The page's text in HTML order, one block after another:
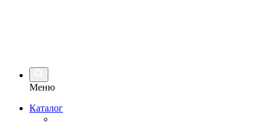
Меню
Каталог